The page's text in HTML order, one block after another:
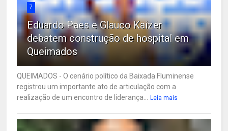
7
Eduardo Paes e Glauco Kaizer
debatem construção de hospital em
Queimados
QUEIMADOS - O cenário político da Baixada Fluminense
registrou um importante ato de articulação com a
realização de um encontro de liderança...
Leia mais